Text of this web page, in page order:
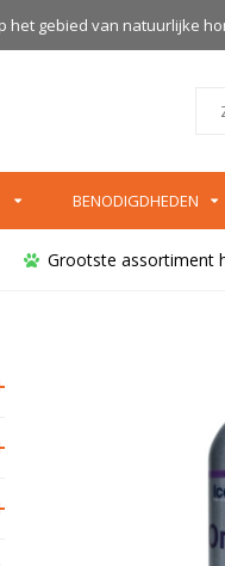
het gebied van natuurlijke
BENODIGDHEDEN
Grootste assortiment